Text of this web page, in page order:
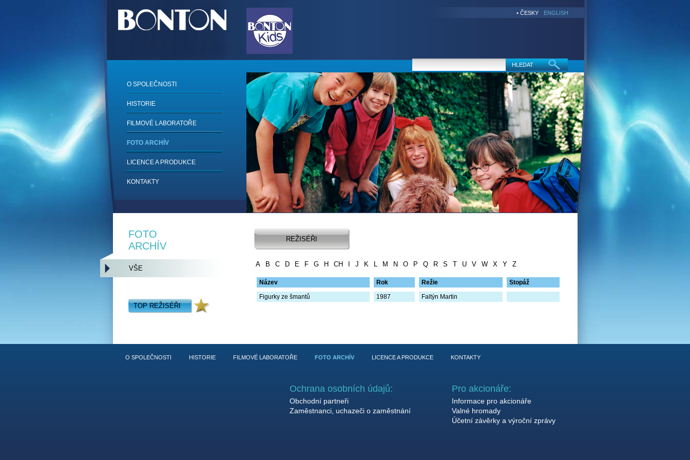
ENGLISH
• ČESKY
O SPOLEČNOSTI
HISTORIE
FILMOVÉ LABORATOŘE
FOTO ARCHÍV
LICENCE A PRODUKCE
KONTAKTY
REŽISÉŘI
A B C D E F G H CH J K L M N O P Q R S T U V W X Y Z
Název Rok Režie
Stopáž
Figurky ze šmantů
1987 Faltýn Martin
FOTO
ARCHÍV
VŠE
TOP REŽISÉŘI
O SPOLEČNOSTI HISTORIE FILMOVÉ LABORATOŘE FOTO ARCHÍV LICENCE A PRODUKCE KONTAKTY
Pro akcionáře:
Informace pro akcionáře
Valné hromady
Účetní závěrky a výroční zprávy
Ochrana osobních údajů:
Obchodní partneři
Zaměstnanci, uchazeči o zaměstnání